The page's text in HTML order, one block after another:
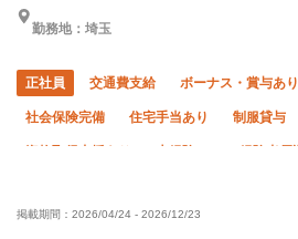
勤務地：埼玉
正社員 交通費支給 ボーナス・賞与あり
社会保険完備 住宅手当あり 制服貸与
直帰・直行OK 夏季休暇
掲載期間： 2026/04/24 - 2026/12/23